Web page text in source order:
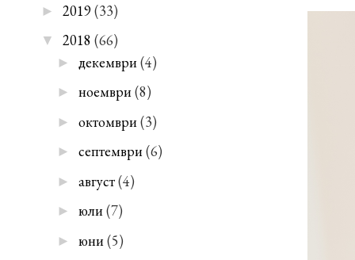
► 2019(33)
▼ 2018 (66)
► декември (4)
► ноември(8)
► октомври (3)
► септември(6)
► август(4)
► юли(7)
► юни (5)